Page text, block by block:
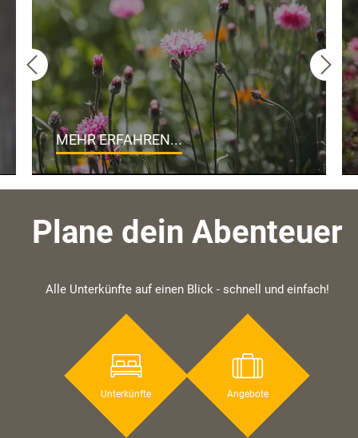
MEHR ERFAHREN...
Plane dein Abenteuer
Alle Unterkünfte auf einen Blick - schnell und einfach!
Unterkünfte Angebote